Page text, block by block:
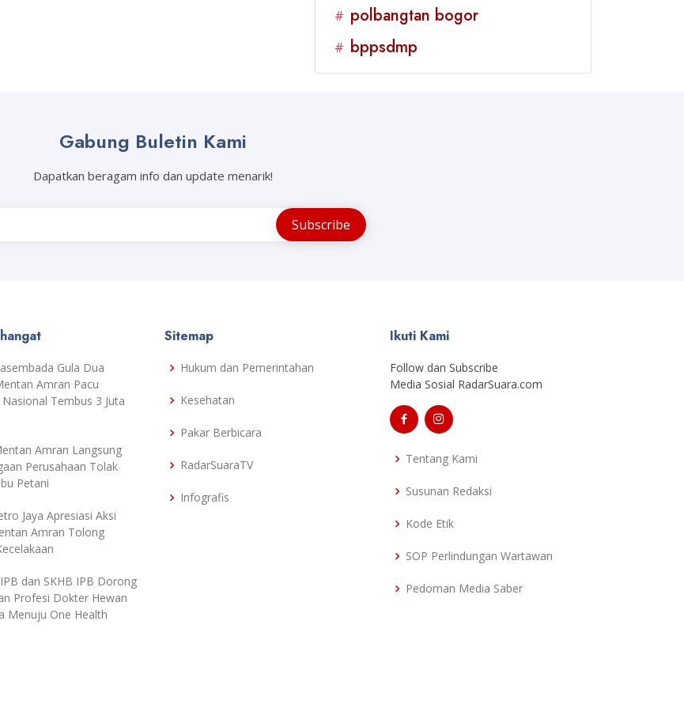
# polbangtan bogor
# bppsdmp
Gabung Buletin Kami
Dapatkan beragam info dan update menarik!
Gula Dua
Amran Pacu
Tembus 3 Juta
Amran Langsung
Perusahaan Tolak
Petani
Jaya Apresiasi Aksi
Amran Tolong
dan SKHB IPB Dorong
Profesi Dokter Hewan
Menuju One Health
Sitemap
Hukum dan Pemerintahan
Kesehatan
Pakar Berbicara
RadarSuaraTV
Infografis
Ikuti Kami
Follow dan Subscribe
Media Sosial RadarSuara.com
Tentang Kami
Susunan Redaksi
Kode Etik
SOP Perlindungan Wartawan
Pedoman Media Saber